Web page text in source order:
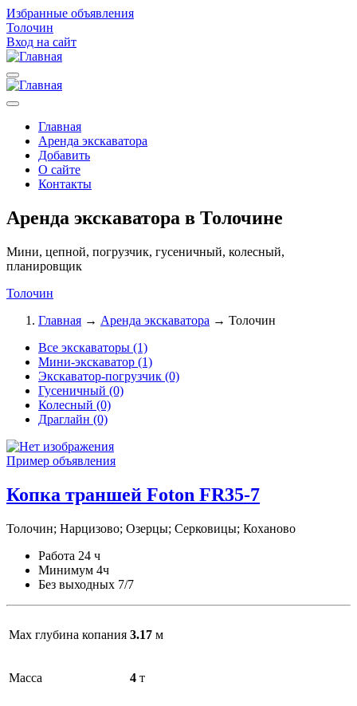
Избранные объявления
Толочин
Вход на сайт
Главная
Аренда экскаватора
Добавить
О сайте
Контакты
Аренда экскаватора в Толочине
Мини, цепной, погрузчик, гусеничный, колесный,
планировщик
Толочин
Главная → Аренда экскаватора → Толочин
Все экскаваторы (1)
Мини-экскаватор (1)
Экскаватор-погрузчик (0)
Гусеничный (0)
Колесный (0)
Драглайн (0)
Пример объявления
Копка траншей Foton FR35-7
Толочин; Нарцизово; Озерцы; Серковицы; Коханово
Работа 24 ч
Минимум 4ч
Без выходных 7/7
Max глубина копания 3.17 м
Масса 4 т